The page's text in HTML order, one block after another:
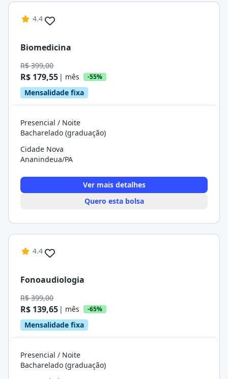
4.4
Biomedicina
R$ 399,00
R$ 179,55 | mês -55%
Mensalidade fixa
Presencial / Noite
Bacharelado (graduação)
Cidade Nova
Ananindeua/PA
Ver mais detalhes
Quero esta bolsa
4.4
Fonoaudiologia
R$ 399,00
R$ 139,65 | mês -65%
Mensalidade fixa
Presencial / Noite
Bacharelado (graduação)